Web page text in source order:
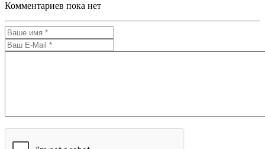
Комментариев пока нет